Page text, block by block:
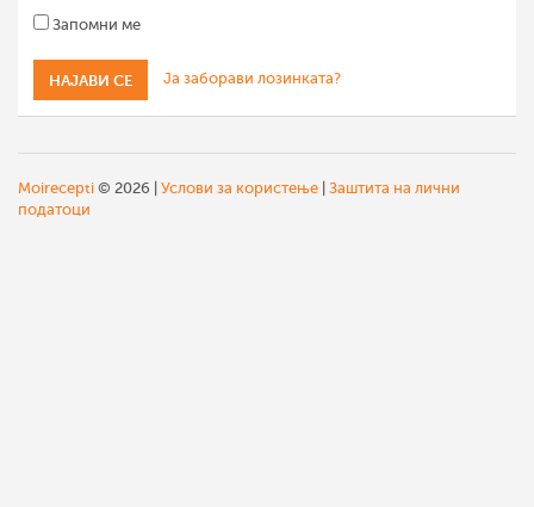
Запомни ме
Ја заборави лозинката?
Moirecepti © 2026 | Услови за користење Заштита на лични
податоци